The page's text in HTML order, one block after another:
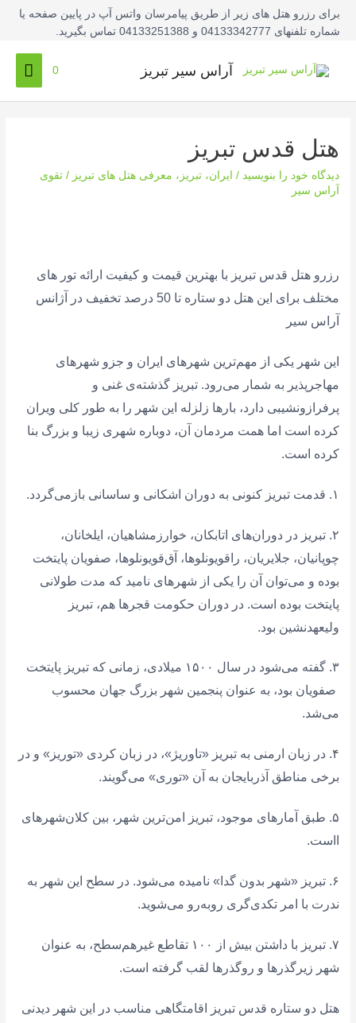
برای رزرو هتل های زیر از طریق پیامرسان واتس آپ در پایین صفحه یا
شماره تلفنهای 04133342777 و 04133251388 تماس بگیرید.
آراس سیر تبریز 0
هتل قدس تبریز
دیدگاه‌ خود را بنویسید / ایران،تبریز ، معرفی هتل های تبریز /تقوی
آراس سیر
رزرو هتل قدس تبریز با بهترین قیمت و کیفیت ارائه تور های
مختلف برای این هتل دو ستاره تا 50 درصد تخفیف در آژانس
آراس سیر
این شهر یکی از مهم‌ترین شهرهای ایران و جزو شهرهای
مهاجرپذیر به شمار می‌رود. تبریز گذشته‌ی غنی و
پرفرازونشیبی دارد، بارها زلزله این شهر را به طور کلی ویران
کرده است اما همت مردمان آن، دوباره شهری زیبا و بزرگ بنا
کرده است.
۱. قدمت تبریز کنونی به دوران اشکانی و ساسانی بازمی‌گردد.
۲. تبریز در دوران‌های اتابکان، خوارزمشاهیان، ایلخانان،
چوپانیان، جلایریان، راقویونلوها، آق‌قویونلوها، صفویان پایتخت
بوده و می‌توان آن را یکی از شهرهای نامید که مدت طولانی
پایتخت بوده است. در دوران حکومت قجرها هم، تبریز
ولیعهدنشین بود.
۳. گفته می‌شود در سال ۱۵۰۰ میلادی، زمانی که تبریز پایتخت
صفویان بود، به عنوان پنجمین شهر بزرگ جهان محسوب
می‌شد.
۴. در زبان ارمنی به تبریز «تاوریژ»، در زبان کردی «توریز» و در
برخی مناطق آذربایجان به آن «توری» می‌گویند.
۵. طبق آمارهای موجود، تبریز امن‌ترین شهر، بین کلان‌شهرهای
ااست.
۶. تبریز «شهر بدون گدا» نامیده می‌شود. در سطح این شهر به
ندرت با امر تکدی‌گری روبه‌رو می‌شوید.
۷. تبریز با داشتن بیش از ۱۰۰ تقاطع غیرهم‌سطح، به عنوان
شهر زیرگذرها و روگذرها لقب گرفته است.
هتل دو ستاره قدس تبریز اقامتگاهی مناسب در این شهر دیدنی